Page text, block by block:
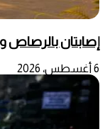
إصابتان بالرصاص
6 أغسطس، 2026